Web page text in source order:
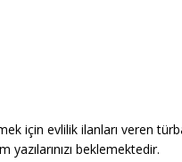
için evlilik ilanları veren
yazılarınızı beklemektedir.